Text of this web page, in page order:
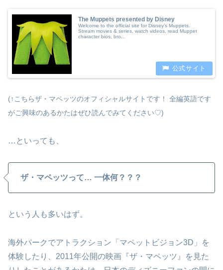
The Muppets presented by Disney
Welcome to the official site for Disney’s Muppets.
Stream movies & series, watch videos, read Muppet
character bios, bro...
(↑ こちらザ・マペッツのオフィシャルサイトです！ 全編英語です
がご興味のあるかたはぜひ読んでみてください♡)
…といっても、
ザ・マペッツって… 一体何？？？
という人も多いはず。
海外パークでアトラクション「マペットビジョン3D」を
体験したり、2011年公開の映画『ザ・マペッツ』を見た